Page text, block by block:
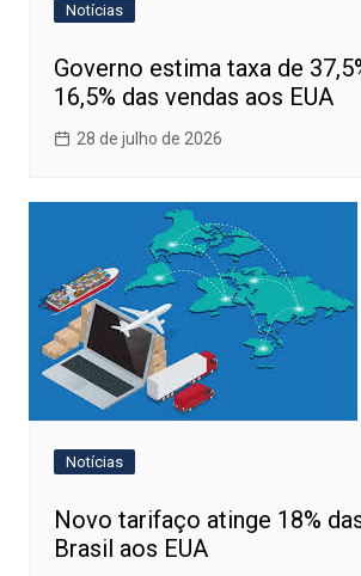
Notícias
Governo estima taxa de
16,5% das vendas aos EUA
28 de julho de 2026
Notícias
Novo tarifaço atinge 18%
Brasil aos EUA